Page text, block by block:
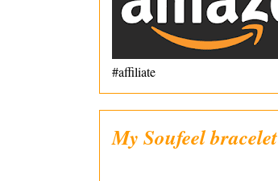
#affiliate
My Soufeel bracelet